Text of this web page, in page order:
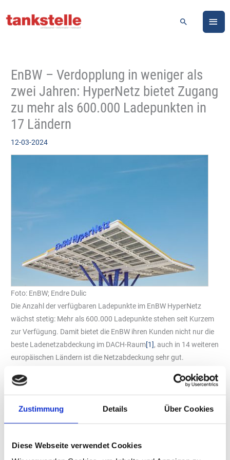
Zustimmung Details Über Cookies
Diese Webseite verwendet Cookies
Inhalt
Suchen
EnBW – Verdopplung in weniger als
zwei Jahren: HyperNetz bietet Zugang
zu mehr als 600.000 Ladepunkten in
17 Ländern
12-03-2024
Foto: EnBW; Endre Dulic
Die Anzahl der verfügbaren Ladepunkte im EnBW HyperNetz
wächst stetig: Mehr als 600.000 Ladepunkte stehen seit Kurzem
zur Verfügung. Damit bietet die EnBW ihren Kunden nicht nur die
beste Ladenetzabdeckung im DACH-Raum[1], auch in 14 weiteren
europäischen Ländern ist die Netzabdeckung sehr gut.
„Die Anzahl der im EnBW HyperNetz verfügbaren Ladepunkte hat
sich in weniger als zwei Jahren verdoppelt“, sagt EnBW-
Entwicklung stellen wir Autofahrer ein sehr dichtes Ladenetz in
Deutschland und in Europa zur Verfügung. Damit zeigen wir, dass
Selbstverständlichkeit ist.“